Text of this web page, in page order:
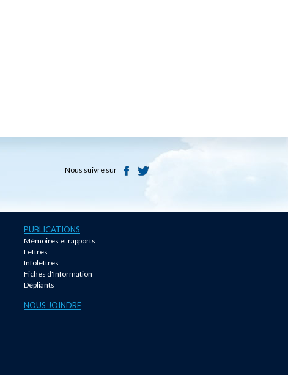
Nous suivre sur
PUBLICATIONS
Mémoires et rapports
Lettres
Infolettres
Fiches d'Information
Dépliants
NOUS JOINDRE